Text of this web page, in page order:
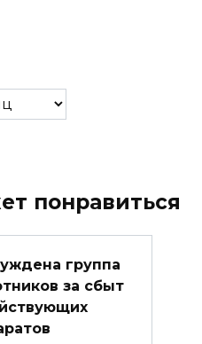
понравиться
группа
за сбыт